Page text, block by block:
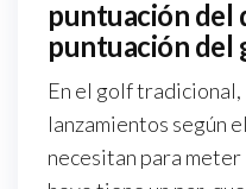
puntuación del
puntuación del
En el golf tradicional,
lanzamientos según
necesitan para meter